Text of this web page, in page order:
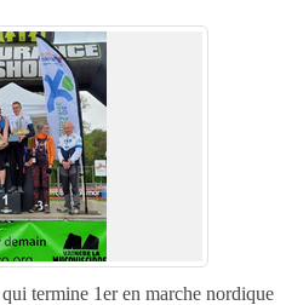
termine 1er en marche nordique